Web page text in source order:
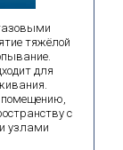
тяжёлой
для
помещению,
с
узлами